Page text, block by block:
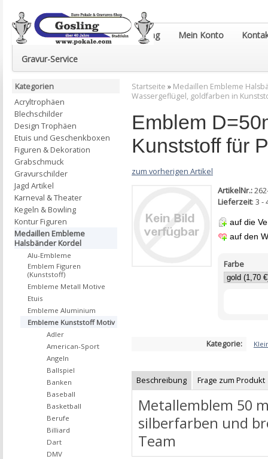
Euro-Pokale & Gravur-Shop Gosling Mein Konto
Gravur-Service
Startseite » Medaillen Embleme
Wassergeflügel, goldfarben in
Emblem
Kunststoff für
zum vorherigen Artikel
ArtikelNr.:
Lieferzeit: 3 -
auf die
auf den
Farbe
Kategorie:
Beschreibung Frage zum Produkt
Metallemblem 50
silberfarben und
Team
Kategorien
Acryltrophäen
Blechschilder
Design Trophäen
Etuis und Geschenkboxen
Figuren & Dekoration
Grabschmuck
Gravurschilder
Jagd Artikel
Karneval & Theater
Kegeln & Bowling
Kontur Figuren
Medaillen Embleme
Halsbänder Kordel
Alu-Embleme
Emblem Figuren
(Kunststoff)
Embleme Metall Motive
Etuis
Embleme Aluminium
Embleme Kunststoff Motiv
Adler
American-Sport
Angeln
Ballspiel
Banken
Baseball
Basketball
Berufe
Billiard
Dart
DMV